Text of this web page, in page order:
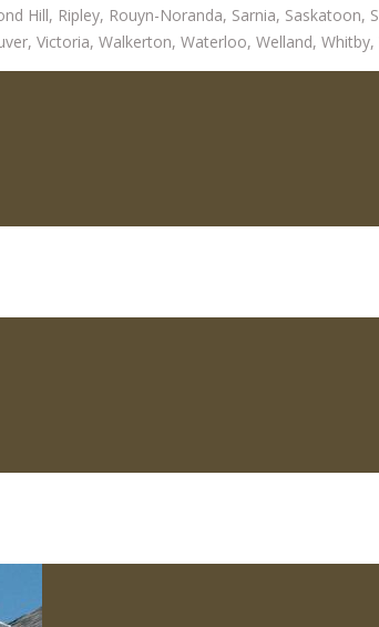
Hill, Ripley, Rouyn-Noranda, Sarnia, Saskatoon,
Victoria, Walkerton, Waterloo, Welland,